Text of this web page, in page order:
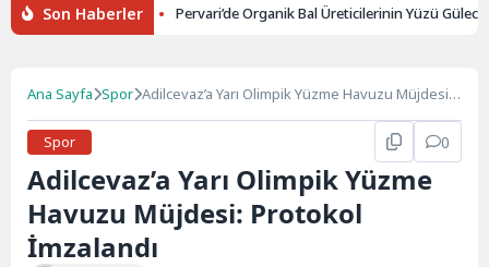
Son Haberler
tarife kararı Pervari’de Organik Bal Üreticilerinin Yüzü Gülecek:
Ana Sayfa Spor Adilcevaz’a Yarı Olimpik Yüzme Havuzu Müjdesi:
Spor
0
Adilcevaz’a Yarı Olimpik Yüzme
Havuzu Müjdesi: Protokol
İmzalandı